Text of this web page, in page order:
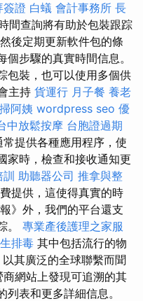
簽證 白蟻 會計事務所 長
間查詢將有助於包裝跟踪
後定期更新軟件包的條
步驟的真實時間信息。
包裝，也可以使用多個供
主持 貨運行 月子餐 養老
阿姨 wordpress seo 優
中放鬆按摩 台胞證過期
提供各種應用程序，使
家時，檢查和接收通知更
助聽器公司 推拿與整
提供，這使得真實的時
》外，我們的平台還支
。 專業產後護理之家服
排毒 其中包括流行的物
其廣泛的全球聯繫而聞
網站上發現可追溯的其
表和更多詳細信息。